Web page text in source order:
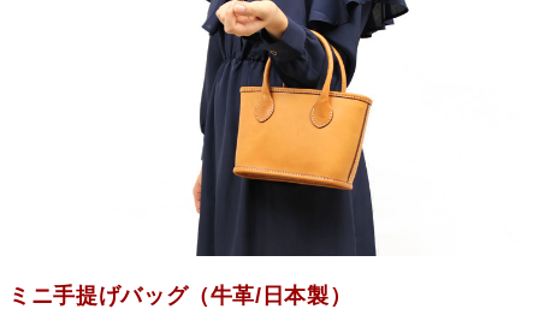
ミニ手提げバッグ（牛革/日本製）